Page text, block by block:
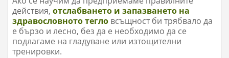
действия,отслабването и запазването на
здравословното тегло всъщност би трябвало да
е бързо и лесно, без да е необходимо да се
подлагаме на гладуване или изтощителни
тренировки.